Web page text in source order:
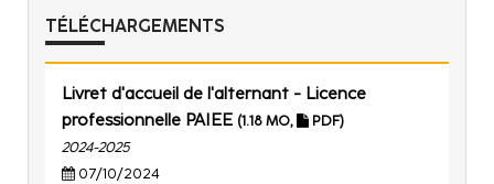
TÉLÉCHARGEMENTS
Livret d'accueil de l'alternant - Licence
professionnelle PAIEE (1.18 MO,
PDF)
2024-2025
07/10/2024